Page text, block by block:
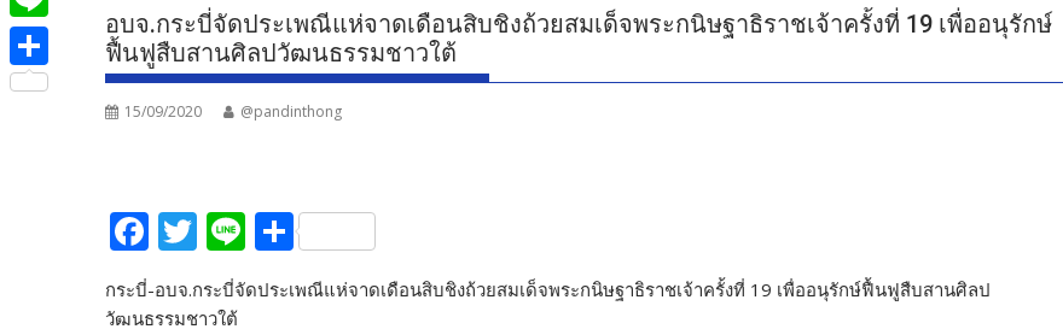
อบจ.กระบี่จัดประเพณีแห่จาดเดือนสิบชิงถ้วยสมเด็จพระกนิษฐาธิราชเจ้าครั้งที่ 19 เพื่ออนุรักษ์
ฟื้นฟูสืบสานศิลปวัฒนธรรมชาวใต้
15/09/2020 @pandinthong
F
e
T
w
itt
Li
n
e
S
h
ar
กระบี่-อบจ.กระบี่จัดประเพณีแห่จาดเดือนสิบชิงถ้วยสมเด็จพระกนิษฐาธิราชเจ้าครั้งที่ 19 เพื่ออนุรักษ์ฟื้นฟูสืบสานศิลป
วัฒนธรรมชาวใต้
c
e
b
w
i
L
iS